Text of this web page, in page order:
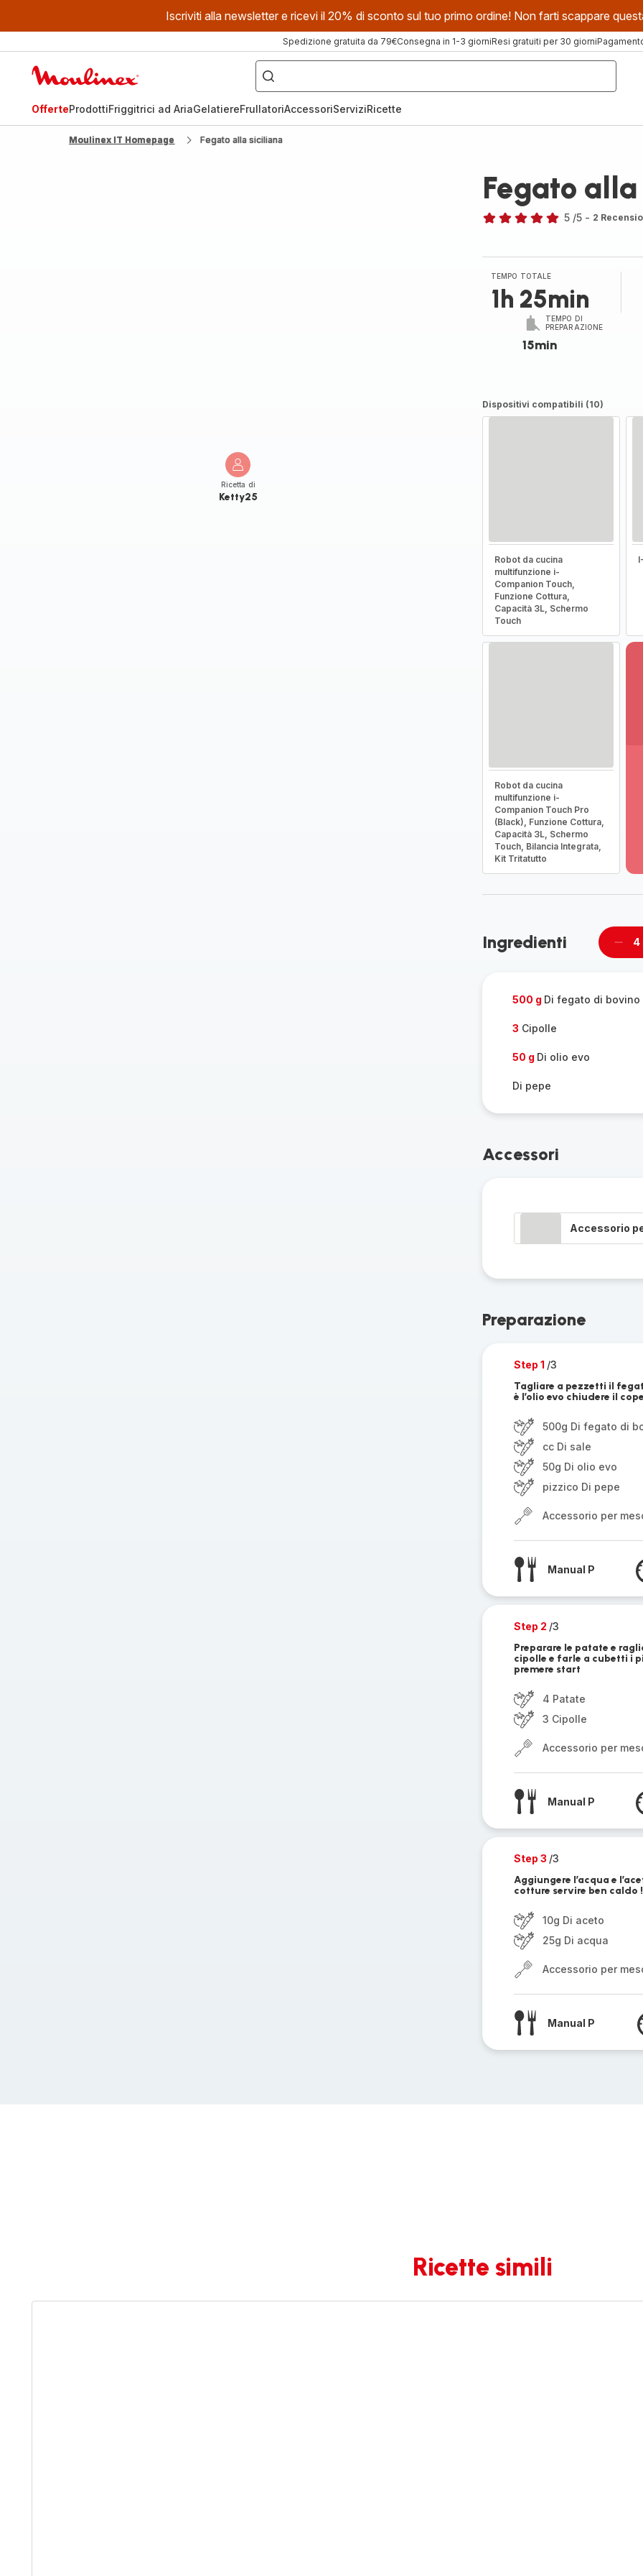
Iscriviti alla newsletter e ricevi il 20% di sconto sul tuo primo ordine! Non farti scappare
Spedizione gratuita da 79€Consegna in 1-3 giorniResi gratuiti per 30 giorni
Cosa
stai
cercando?
OfferteProdottiFriggitrici ad AriaGelatiereFrullatoriAccessoriServiziRicette
Moulinex IT Homepage Fegato alla siciliana
Ricetta di
Ketty25
Fegato
cinque
stelle
(media)
5 /5 - 2
TEMPO TOTALE
1h 25min
TEMPO DI
PREPARAZIONE
15min
Dispositivi compatibili (10)
Robot da cucina
multifunzione i-
Companion Touch,
Funzione Cottura,
Capacità 3L, Schermo
Touch
Robot da cucina
multifunzione i-
Companion Touch Pro
(Black), Funzione Cottura,
Capacità 3L, Schermo
Touch, Bilancia Integrata,
Kit Tritatutto
-
Ingredienti 4
500 g Di fegato di bovino
3 Cipolle
50 g Di olio evo
Di pepe
Accessori
Accessorio
Preparazione
Step 1 /3
Tagliare a pezzetti il
è l’olio evo chiudere il
500g Di fegato di
cc Di sale
50g Di olio evo
pizzico Di pepe
Accessorio per
Manual P
Step 2 /3
Preparare le patate e
cipolle e farle a cubetti i
premere start
4 Patate
3 Cipolle
Accessorio per
Manual P
Step 3 /3
Aggiungere l’acqua e
cotture servire ben caldo !
10g Di aceto
25g Di acqua
Accessorio per
Manual P
Ricette simili